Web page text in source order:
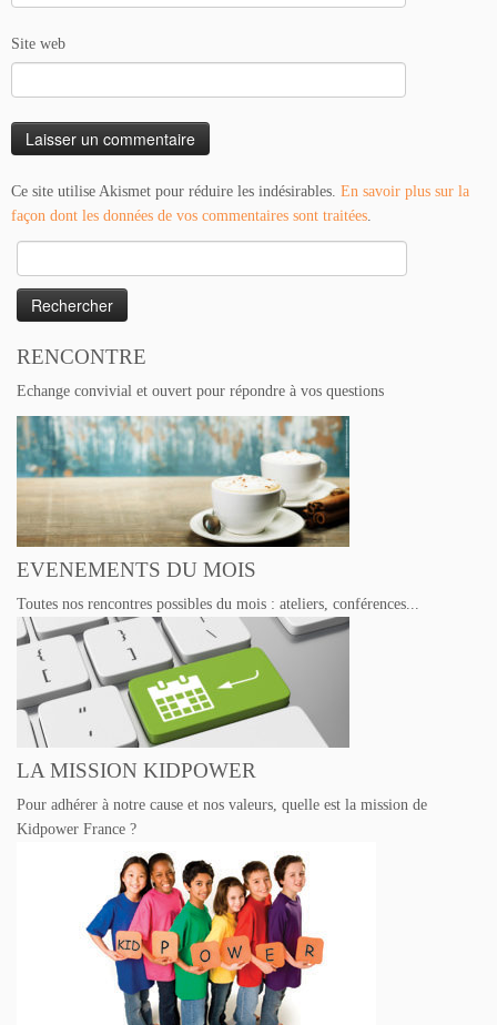
Site web
Ce site utilise Akismet pour réduire les indésirables. En savoir plus sur la
façon dont les données de vos commentaires sont traitées
RENCONTRE
Echange convivial et ouvert pour répondre à vos questions
EVENEMENTS DU MOIS
Toutes nos rencontres possibles du mois : ateliers, conférences...
LA MISSION KIDPOWER
Pour adhérer à notre cause et nos valeurs, quelle est la mission de
Kidpower France ?